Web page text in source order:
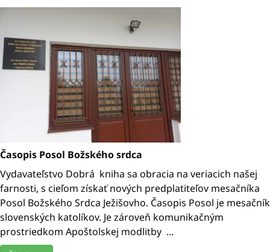
Časopis Posol Božského srdca
Vydavateľstvo Dobrá kniha sa obracia na veriacich našej
farnosti, s cieľom získať nových predplatiteľov mesačníka
Posol Božského Srdca Ježišovho. Časopis Posol je mesačník
slovenských katolíkov. Je zároveň komunikačným
prostriedkom Apoštolskej modlitby ...